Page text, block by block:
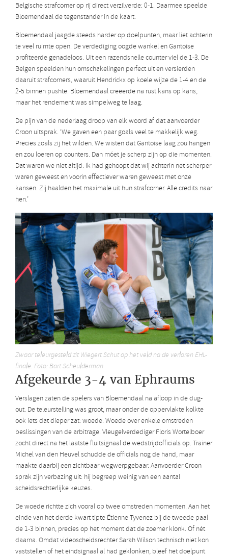
Belgische strafcorner op rij direct verzilverde: 0-1. Daarmee speelde
Bloemendaal de tegenstander in de kaart.
Bloemendaal jaagde steeds harder op doelpunten, maar liet achterin
te veel ruimte open. De verdediging oogde wankel en Gantoise
profiteerde genadeloos. Uit een razendsnelle counter viel de 1-3. De
Belgen speelden hun omschakelingen perfect uit en versierden
daaruit strafcorners, waaruit Hendrickx op koele wijze de 1-4 en de
2-5 binnen pushte. Bloemendaal creëerde na rust kans op kans,
maar het rendement was simpelweg te laag.
De pijn van de nederlaag droop van elk woord af dat aanvoerder
Croon uitsprak. ‘We gaven een paar goals veel te makkelijk weg.
Precies zoals zij het wilden. We wisten dat Gantoise laag zou hangen
en zou loeren op counters. Dan móet je scherp zijn op die momenten.
Dat waren we niet altijd. Ik had gehoopt dat wij achterin net scherper
waren geweest en voorin effectiever waren geweest met onze
kansen. Zij haalden het maximale uit hun strafcorner. Alle credits naar
hen.’
Zwaar teleurgesteld zit Wiegert Schut op het veld na de verloren EHL-
finale. Foto: Bart Scheulderman
Afgekeurde 3-4 van Ephraums
Verslagen zaten de spelers van Bloemendaal na afloop in de dug-
out. De teleurstelling was groot, maar onder de oppervlakte kolkte
ook iets dat dieper zat: woede. Woede over enkele omstreden
beslissingen van de arbitrage. Vleugelverdediger Floris Wortelboer
zocht direct na het laatste fluitsignaal de wedstrijdofficials op. Trainer
Michel van den Heuvel schudde de officials nog de hand, maar
maakte daarbij een zichtbaar wegwerpgebaar. Aanvoerder Croon
sprak zijn verbazing uit: hij begreep weinig van een aantal
scheidsrechterlijke keuzes.
De woede richtte zich vooral op twee omstreden momenten. Aan het
einde van het derde kwart tipte Étienne Tyvenez bij de tweede paal
de 1-3 binnen, precies op het moment dat de zoemer klonk. Of nét
daarna. Omdat videoscheidsrechter Sarah Wilson technisch niet kon
vaststellen of het eindsignaal al had geklonken, bleef het doelpunt